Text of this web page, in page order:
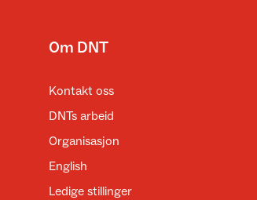
Om DNT
Kontakt oss
DNTs arbeid
Organisasjon
English
Ledige stillinger